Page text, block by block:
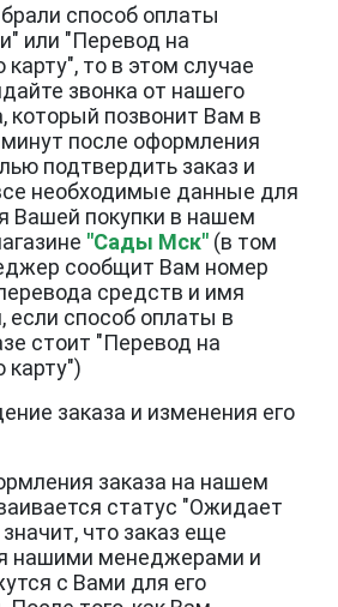
способ оплаты
или "Перевод на
карту", то в этом случае
звонка от нашего
который позвонит Вам в
после оформления
подтвердить заказ и
необходимые данные для
Вашей покупки в нашем
"Сады Мск" (в том
сообщит Вам номер
средств и имя
если способ оплаты в
стоит "Перевод на
карту")
заказа и изменения его
заказа на нашем
статус "Ожидает
что заказ еще
нашими менеджерами и
с Вами для его